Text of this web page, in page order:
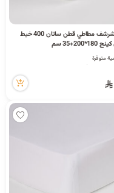
أمبرا شرشف مطاطي قطن ساتان 400 خيط
سم